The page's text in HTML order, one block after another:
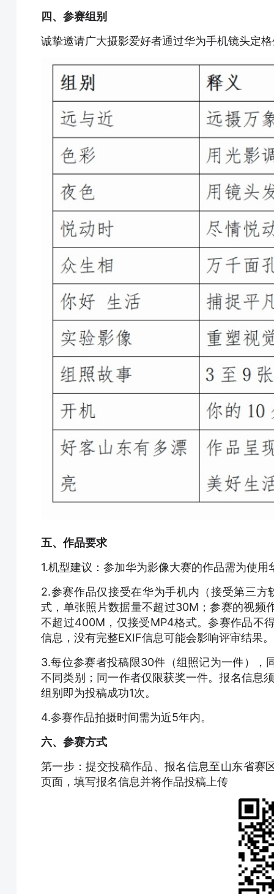
四、参赛组别
诚挚邀请广大摄影爱好者通过华为手机镜头定
五、作品要求
1.机型建议：参加华为影像大赛的作品需为使
2.参赛作品仅接受在华为手机内（接受第三方
式，单张照片数据量不超过30M；参赛的视频
不超过400M，仅接受MP4格式。参赛作品不
信息，没有完整EXIF信息可能会影响评审结果。
3.每位参赛者投稿限30件（组照记为一件），
不同类别；同一作者仅限获奖一件。报名信息
组别即为投稿成功1次。
4.参赛作品拍摄时间需为近5年内。
六、参赛方式
第一步：提交投稿作品、报名信息至山东省赛
页面，填写报名信息并将作品投稿上传